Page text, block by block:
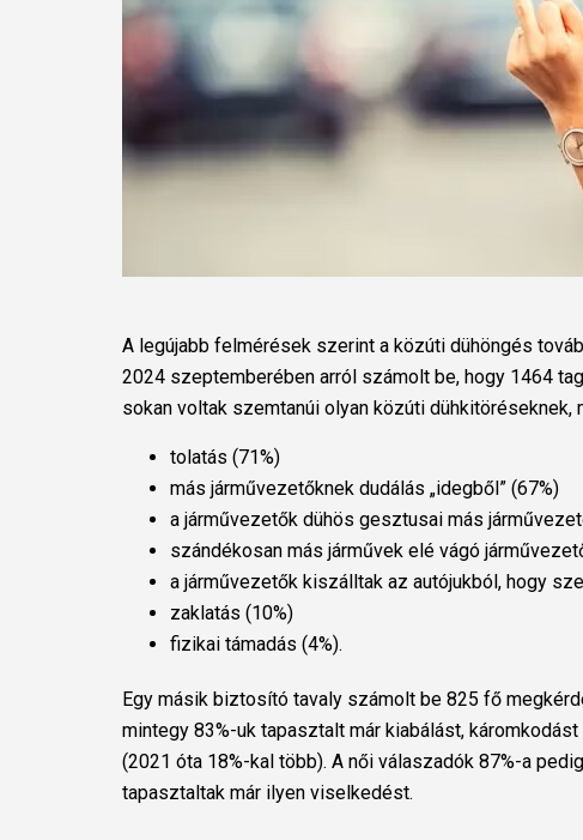
A legújabb felmérések szerint a közúti dühöngés
2024 szeptemberében arról számolt be, hogy 1464
sokan voltak szemtanúi olyan közúti dühkitöréseknek,
tolatás (71%)
más járművezetőknek dudálás „idegből” (67%)
a járművezetők dühös gesztusai más
szándékosan más járművek elé vágó
a járművezetők kiszálltak az autójukból, hogy
zaklatás (10%)
fizikai támadás (4%).
Egy másik biztosító tavaly számolt be 825 fő
mintegy 83%-uk tapasztalt már kiabálást,
(2021 óta 18%-kal több). A női válaszadók 87%-a
tapasztaltak már ilyen viselkedést.